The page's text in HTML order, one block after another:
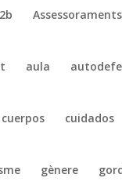
Assessoraments
aula
cuerpos cuidados
gènere